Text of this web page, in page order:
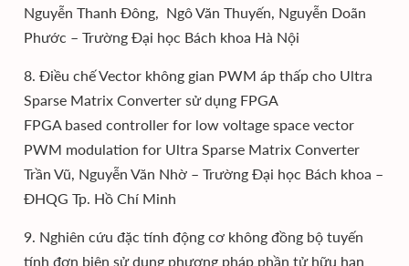
Nguyễn Thanh Đông, Ngô Văn Thuyến, Nguyễn Doãn
Phước – Trường Đại học Bách khoa Hà Nội
8. Điều chế Vector không gian PWM áp thấp cho Ultra
Sparse Matrix Converter sử dụng FPGA
FPGA based controller for low voltage space vector
PWM modulation for Ultra Sparse Matrix Converter
Trần Vũ, Nguyễn Văn Nhờ – Trường Đại học Bách khoa –
ĐHQG Tp. Hồ Chí Minh
9. Nghiên cứu đặc tính động cơ không đồng bộ tuyến
tính đơn biên sử dụng phương pháp phần tử hữu hạn